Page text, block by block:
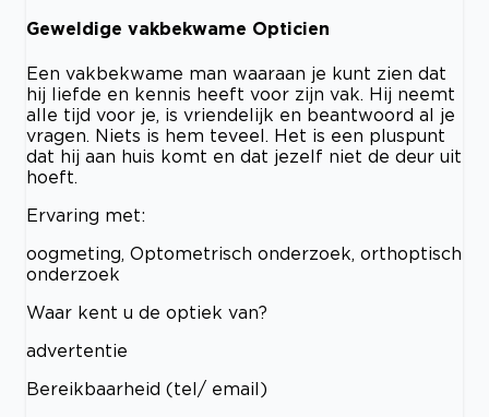
Geweldige vakbekwame Opticien
Een vakbekwame man waaraan je kunt zien dat
hij liefde en kennis heeft voor zijn vak. Hij neemt
alle tijd voor je, is vriendelijk en beantwoord al je
vragen. Niets is hem teveel. Het is een pluspunt
dat hij aan huis komt en dat jezelf niet de deur uit
hoeft.
Ervaring met:
oogmeting, Optometrisch onderzoek, orthoptisch
onderzoek
Waar kent u de optiek van?
advertentie
Bereikbaarheid (tel/ email)